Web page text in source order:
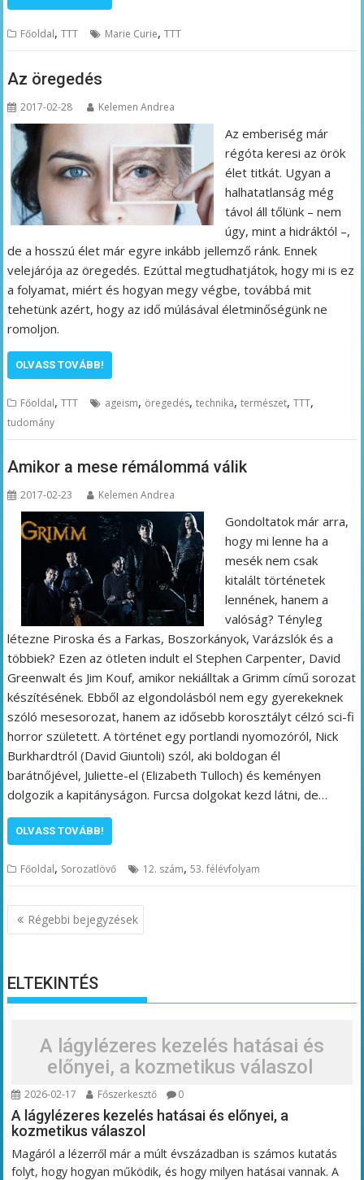
Főoldal,TTT Marie Curie,TTT
Az öregedés
2017-02-28 Kelemen Andrea
Az emberiség már
régóta keresi az örök
élet titkát. Ugyan a
halhatatlanság még
távol áll tőlünk – nem
úgy, mint a hidráktól –,
de a hosszú élet már egyre inkább jellemző ránk. Ennek
velejárója az öregedés. Ezúttal megtudhatjátok, hogy mi is ez
a folyamat, miért és hogyan megy végbe, továbbá mit
tehetünk azért, hogy az idő múlásával életminőségünk ne
romoljon.
OLVASS TOVÁBB!
Főoldal,TTT ageism, öregedés,technika,természet,TTT,
tudomány
Amikor a mese rémálommá válik
2017-02-23 Kelemen Andrea
Gondoltatok már arra,
hogy mi lenne ha a
mesék nem csak
kitalált történetek
lennének, hanem a
valóság? Tényleg
létezne Piroska és a Farkas, Boszorkányok, Varázslók és a
többiek? Ezen az ötleten indult el Stephen Carpenter, David
Greenwalt és Jim Kouf, amikor nekiálltak a Grimm című sorozat
készítésének. Ebből az elgondolásból nem egy gyerekeknek
szóló mesesorozat, hanem az idősebb korosztályt célzó sci-fi
horror született. A történet egy portlandi nyomozóról, Nick
Burkhardtról (David Giuntoli) szól, aki boldogan él
barátnőjével, Juliette-el (Elizabeth Tulloch) és keményen
dolgozik a kapitányságon. Furcsa dolgokat kezd látni, de…
OLVASS TOVÁBB!
Főoldal, Sorozatlövő 12. szám,53. félévfolyam
Bejegyzés
navigáció
Régebbi bejegyzések
ELTEKINTÉS
A lágylézeres kezelés hatásai és
előnyei, a kozmetikus válaszol
2026-02-17 Főszerkesztő 0
A lágylézeres kezelés hatásai és előnyei, a
kozmetikus válaszol
Magáról a lézerről már a múlt évszázadban is számos kutatás
folyt, hogy hogyan működik, és hogy milyen hatásai vannak. A